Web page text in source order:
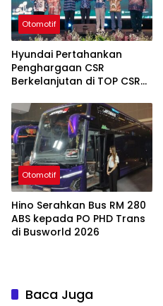
Otomotif
Hyundai Pertahankan
Penghargaan CSR
Berkelanjutan di TOP CSR
Otomotif
Hino Serahkan Bus RM 280
ABS kepada PO PHD Trans
di Busworld 2026
Baca Juga